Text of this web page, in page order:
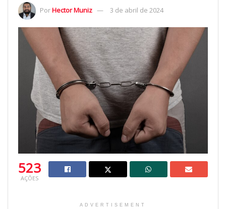
PorHector Muniz 3 de abril de 2024
523
AÇÕES
ADVERTISEMENT